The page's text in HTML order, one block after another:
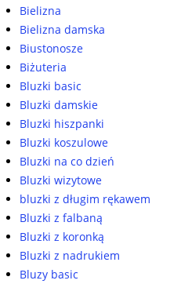
Bielizna
Bielizna damska
Biustonosze
Biżuteria
Bluzki basic
Bluzki damskie
Bluzki hiszpanki
Bluzki koszulowe
Bluzki na co dzień
Bluzki wizytowe
bluzki z długim rękawem
Bluzki z falbaną
Bluzki z koronką
Bluzki z nadrukiem
Bluzy basic